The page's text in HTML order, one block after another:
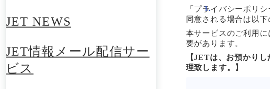
JET NEWS
JET情報メール配信サー
ビス
「プライバシーポリ
同意される場合は以下
本サービスのご利用に
要があります。
【JETは、お預かり
理致します。】